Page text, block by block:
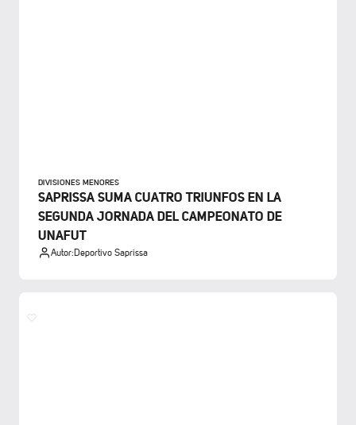
DIVISIONES MENORES
SAPRISSA SUMA CUATRO TRIUNFOS EN LA
SEGUNDA JORNADA DEL CAMPEONATO DE
UNAFUT
Autor:Deportivo Saprissa